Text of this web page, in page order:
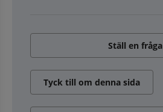
Ställ en fråga
Tyck till om denna sida